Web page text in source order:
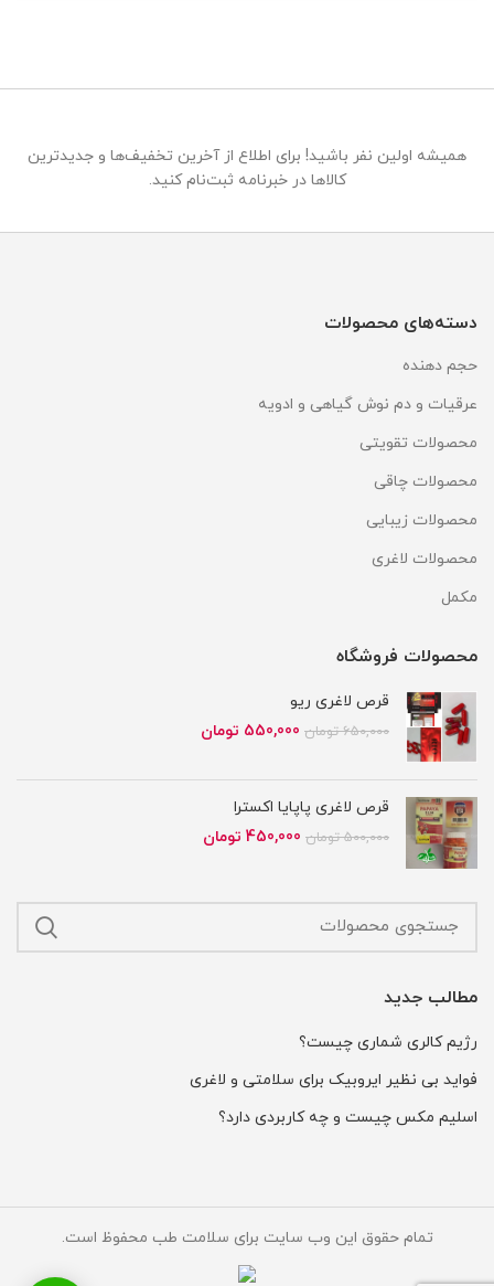
همیشه اولین نفر باشید! برای اطلاع از آخرین تخفیف‌ها و جدیدترین
کالاها در خبرنامه ثبت‌نام کنید.
دسته‌های محصولات
حجم دهنده
عرقیات و دم نوش گیاهی و ادویه
محصولات تقویتی
محصولات چاقی
محصولات زیبایی
محصولات لاغری
مکمل
محصولات فروشگاه
قرص لاغری ریو
650,000 تومان قیمت
550,000 تومان
قرص لاغری پاپایا اکسترا
500,000 تومان قیمت
بود.
450,000 تومان
است.
مطالب جدید
رژیم کالری شماری چیست؟
فواید بی نظیر ایروبیک برای سلامتی و لاغری
اسلیم مکس چیست و چه کاربردی دارد؟
تمام حقوق این وب سایت برای سلامت طب محفوظ است.